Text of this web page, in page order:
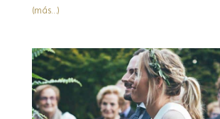
(más…)